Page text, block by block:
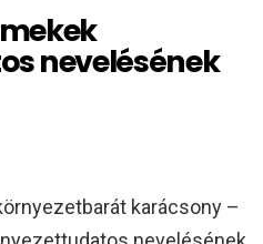
nevelésének
karácsony –